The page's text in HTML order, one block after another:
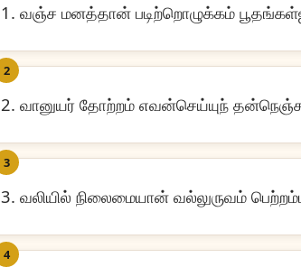
1. வஞ்ச மனத்தான் படிற்றொழுக்கம்
2
2. வானுயர் தோற்றம் எவன்செய்யுந்
3
3. வலியில் நிலைமையான் வல்லுருவம்
4